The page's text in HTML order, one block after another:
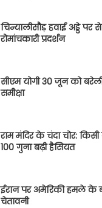
चिन्यालीसौड़ हवाई अड्डे
रोमांचकारी प्रदर्शन
सीएम योगी 30 जून को
समीक्षा
राम मंदिर के चंदा चोर:
100 गुना बढ़ी हैसियत
ईरान पर अमेरिकी हमले के
चेतावनी